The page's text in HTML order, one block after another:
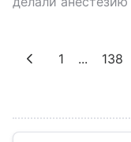
1 ... 138